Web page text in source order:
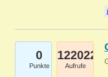
0
Punkte
122022
Aufrufe